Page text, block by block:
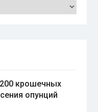
крошечных
опунций